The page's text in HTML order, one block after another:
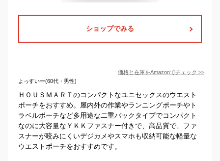
ショップでみる
価格と在庫をAmazonでチェック >>
よっすいー(60代・男性)
ＨＯＵＳＭＡＲＴのコンパクトなユニセックスのウエスト
ポーチをおすすめ。屋内外の作業やランニングポーチやト
ラベルポーチなど多用途な二重バックタイプでコンパクト
なのに大容量なＹＫＫファスナー付きで、高品質で、ファ
スナーが咬みにくいデジカメやスマホも収納可能な軽量な
ウエストポーチをおすすめです。